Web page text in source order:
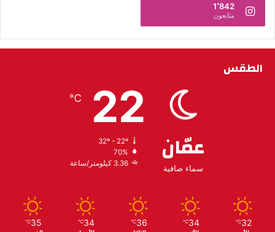
1٬842
متابعون
الطقس
عمّان
سماء صافية
22
℃
32º - 22º
70%
3.36 كيلومتر/ساعة
32
℃
34
℃
36
℃
34
℃
35
℃